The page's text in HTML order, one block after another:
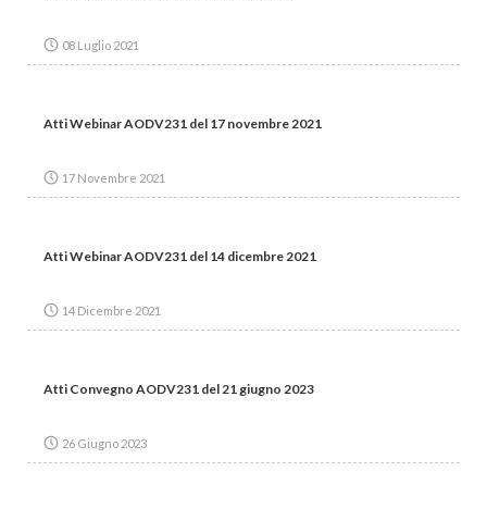
08 Luglio 2021
Atti Webinar AODV231 del 17 novembre 2021
17 Novembre 2021
Atti Webinar AODV231 del 14 dicembre 2021
14 Dicembre 2021
Atti Convegno AODV231 del 21 giugno 2023
26 Giugno 2023